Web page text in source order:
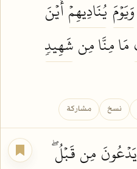
وَيَوۡمَ يُنَادِيهِمۡأَيۡنَ
مَا مِنَّا مِنشَهِيدٖ
نسخ مشاركة
يَدۡعُونَ مِنقَبۡلُۖ